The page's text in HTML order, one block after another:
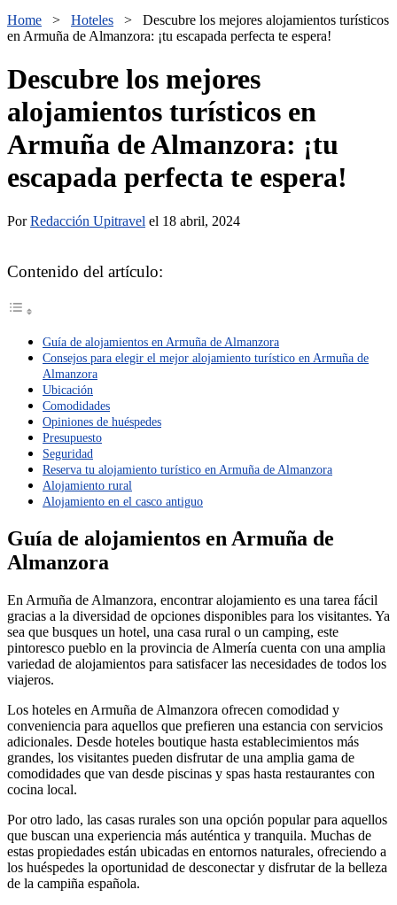
Home > Hoteles > Descubre los mejores alojamientos turísticos
en Armuña de Almanzora: ¡tu escapada perfecta te espera!
Descubre los mejores
alojamientos turísticos en
Armuña de Almanzora: ¡tu
escapada perfecta te espera!
PorRedacción Upitravel el 18 abril, 2024
Contenido del artículo:
Guía de alojamientos en Armuña de Almanzora
Consejos para elegir el mejor alojamiento turístico en Armuña de
Almanzora
Ubicación
Comodidades
Opiniones de huéspedes
Presupuesto
Seguridad
Reserva tu alojamiento turístico en Armuña de Almanzora
Alojamiento rural
Alojamiento en el casco antiguo
Guía de alojamientos en Armuña de
Almanzora
En Armuña de Almanzora, encontrar alojamiento es una tarea fácil
gracias a la diversidad de opciones disponibles para los visitantes. Ya
sea que busques un hotel, una casa rural o un camping, este
pintoresco pueblo en la provincia de Almería cuenta con una amplia
variedad de alojamientos para satisfacer las necesidades de todos los
viajeros.
Los hoteles en Armuña de Almanzora ofrecen comodidad y
conveniencia para aquellos que prefieren una estancia con servicios
adicionales. Desde hoteles boutique hasta establecimientos más
grandes, los visitantes pueden disfrutar de una amplia gama de
comodidades que van desde piscinas y spas hasta restaurantes con
cocina local.
Por otro lado, las casas rurales son una opción popular para aquellos
que buscan una experiencia más auténtica y tranquila. Muchas de
estas propiedades están ubicadas en entornos naturales, ofreciendo a
los huéspedes la oportunidad de desconectar y disfrutar de la belleza
de la campiña española.